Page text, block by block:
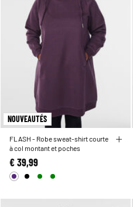
NOUVEAUTÉS
FLASH - Robe sweat-shirt courte
à col montant et poches
€ 39,99